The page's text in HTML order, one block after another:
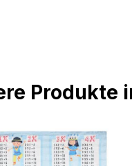
Produkte